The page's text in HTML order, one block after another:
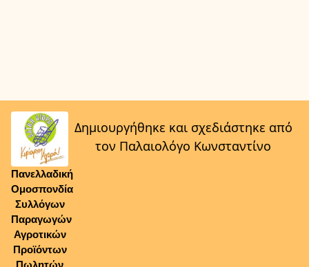
Πανελλαδική
Ομοσπονδία
Συλλόγων
Παραγωγών
Αγροτικών
Προϊόντων
Πωλητών
Δημιουργήθηκε και σχεδιάστηκε από
τον Παλαιολόγο Κωνσταντίνο